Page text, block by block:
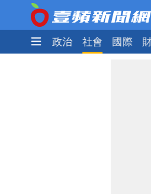
生活 政治 社會 國際